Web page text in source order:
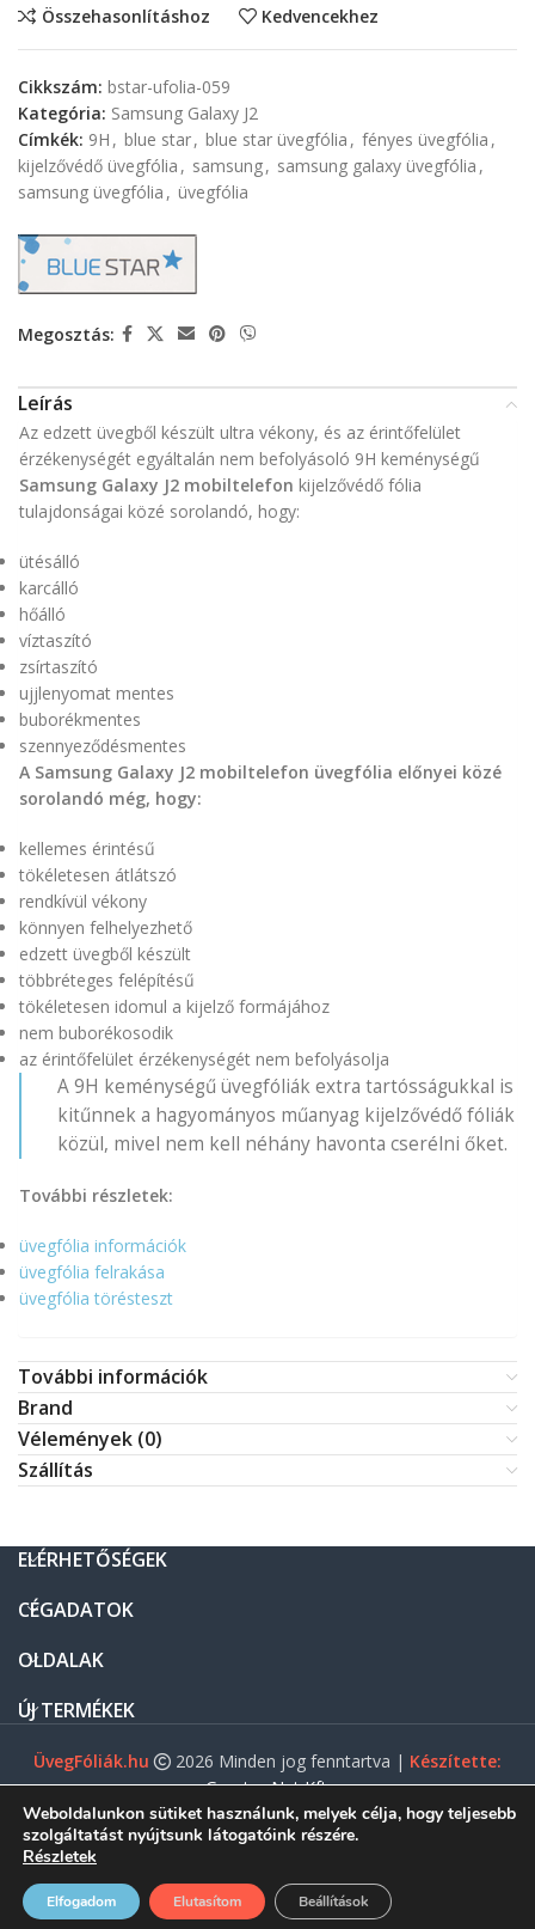
Összehasonlításhoz Kedvencekhez
Cikkszám: bstar-ufolia-059
Kategória: Samsung Galaxy J2
Címkék: 9H , blue star, blue star üvegfólia , fényes üvegfólia ,
kijelzővédő üvegfólia , samsung, samsung galaxy üvegfólia ,
samsung üvegfólia , üvegfólia
Megosztás:
Leírás
Az edzett üvegből készült ultra vékony, és az érintőfelület
érzékenységét egyáltalán nem befolyásoló 9H keménységű
Samsung Galaxy J2 mobiltelefon kijelzővédő fólia
tulajdonságai közé sorolandó, hogy:
ütésálló
karcálló
hőálló
víztaszító
zsírtaszító
ujjlenyomat mentes
buborékmentes
szennyeződésmentes
A Samsung Galaxy J2 mobiltelefon üvegfólia előnyei közé
sorolandó még, hogy:
kellemes érintésű
tökéletesen átlátszó
rendkívül vékony
könnyen felhelyezhető
edzett üvegből készült
többréteges felépítésű
tökéletesen idomul a kijelző formájához
nem buborékosodik
az érintőfelület érzékenységét nem befolyásolja
A 9H keménységű üvegfóliák extra tartósságukkal is
kitűnnek a hagyományos műanyag kijelzővédő fóliák
közül, mivel nem kell néhány havonta cserélni őket.
További részletek:
üvegfólia információk
üvegfólia felrakása
üvegfólia törésteszt
További információk
Brand
Vélemények (0)
Szállítás
ELÉRHETŐSÉGEK
CÉGADATOK
OLDALAK
ÚJ TERMÉKEK
ÜvegFóliák.hu 2026 Minden jog fenntartva | Készítette:
Gasztro Net Kft.
Weboldalunkon sütiket használunk, melyek célja, hogy teljesebb
szolgáltatást nyújtsunk látogatóink részére.
Részletek
Elfogadom Elutasítom Beállítások
MenüShopFiókomKosár